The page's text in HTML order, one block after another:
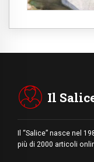
Il
Il “Salice” nasce nel
più di 2000 articoli